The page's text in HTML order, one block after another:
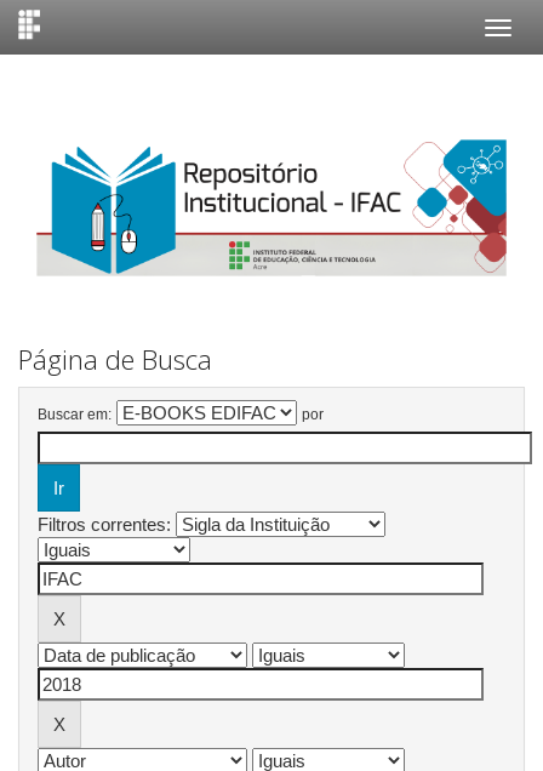
Página de Busca
Buscar em: por
Filtros correntes: